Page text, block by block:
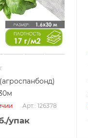
Арт.: 126378
/упак